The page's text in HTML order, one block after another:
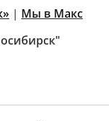
| Мы в Mакс